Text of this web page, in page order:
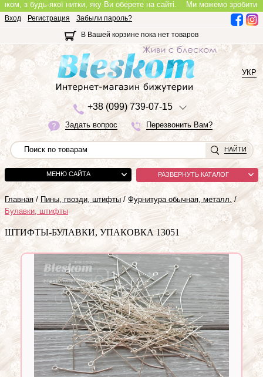
з будь-якої нитки, яку Ви оберете на сайті.Ми можемо зробити
Вход Регистрация
Забыли пароль?
В Вашей корзине пока нет товаров
+38 (099) 739-07-15
Задать вопрос Перезвонить Вам?
УКР
НАЙТИ
МЕНЮ САЙТА РАЗВЕРНУТЬ КАТАЛОГ
Главная / Пины, гвозди, штифты / Фурнитура обычная, металл. /
Булавки, штифты
ШТИФТЫ-БУЛАВКИ, УПАКОВКА 13051